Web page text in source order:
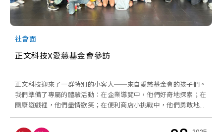
社會面
正文科技X愛慈基金會參訪
正文科技迎來了一群特別的小客人──來自愛慈基金會的孩子們。
我們準備了專屬的體驗活動：在企業導覽中，他們好奇地探索；在
團康遊戲裡，他們盡情歡笑；在便利商店小挑戰中，他們勇敢地學
習購物技巧。一路上，志工同仁不僅是引導者，更是陪伴者，溫柔
地鼓勵孩子們邁出每一步。